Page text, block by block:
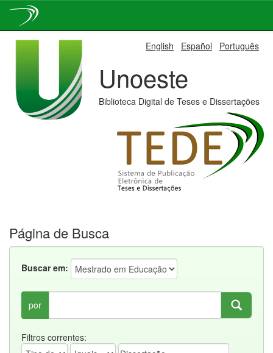
English Español Português
Unoeste
Biblioteca Digital de Teses e Dissertações
Página de Busca
Buscar em:
por
Filtros correntes: